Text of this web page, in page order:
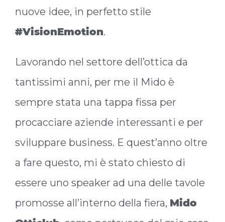
nuove idee, in perfetto stile
#VisionEmotion.
Lavorando nel settore dell’ottica da
tantissimi anni, per me il Mido è
sempre stata una tappa fissa per
procacciare aziende interessanti e per
sviluppare business. E quest’anno oltre
a fare questo, mi è stato chiesto di
essere uno speaker ad una delle tavole
promosse all’interno della fiera, Mido